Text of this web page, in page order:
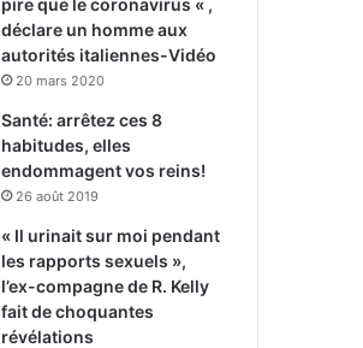
pire que le coronavirus « ,
déclare un homme aux
autorités italiennes-Vidéo
20 mars 2020
Santé: arrêtez ces 8
habitudes, elles
endommagent vos reins!
26 août 2019
« Il urinait sur moi pendant
les rapports sexuels »,
l’ex-compagne de R. Kelly
fait de choquantes
révélations